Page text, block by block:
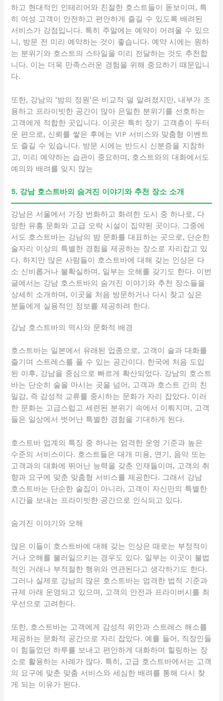
하고 현대적인 인테리어와 친절한 호스트들이 돋보이며, 특
히 여성 고객이 안전하고 편안하게 즐길 수 있도록 배려된
서비스가 강점입니다. 특히 주말에는 예약이 어려울 수 있으
니, 방문 전 미리 예약하는 것이 좋습니다. 예약 시에는 원하
는 분위기와 호스트의 스타일을 미리 전달하는 것도 추천합
니다. 이는 더욱 만족스러운 경험을 위해 중요하기 때문입니
다.
또한, 강남의 ‘밤의 정원’은 비교적 덜 알려졌지만, 내부가 조
용하고 프라이빗한 공간이 많아 은밀한 분위기를 선호하는
고객에게 적합한 곳입니다. 이곳은 특히 장기 고객층이 두터
운 편으로, 신뢰를 쌓은 후에는 VIP 서비스와 맞춤형 이벤트
도 즐길 수 있습니다. 방문 시에는 반드시 신분증을 지참하
고, 미리 예약하는 습관이 중요하며, 호스트와의 대화에서도
예의와 배려를 잊지 않는
5. 강남 호스트바의 숨겨진 이야기와 추천 장소 소개
강남은 서울에서 가장 번화하고 화려한 도시 중 하나로, 다
양한 유흥 문화와 고급 오락 시설이 집약된 곳이다. 그중에
서도 호스트바는 강남의 밤 문화를 대표하는 곳으로, 단순한
술자리 이상의 특별한 경험을 제공하는 장소로 자리잡고 있
다. 하지만 많은 사람들이 호스트바에 대해 갖는 인상은 다
소 신비롭거나 불확실하며, 일부는 오해를 갖기도 한다. 이번
글에서는 강남 호스트바의 숨겨진 이야기와 추천 장소들을
상세히 소개하며, 이곳을 처음 방문하거나 다시 찾고 싶은
분들에게 실용적인 정보를 제공하려 한다.
강남 호스트바의 역사와 문화적 배경
호스트바는 일본에서 유래된 업종으로, 고객이 술과 대화를
즐기며 스트레스를 풀 수 있는 공간이다. 한국에 처음 도입
된 이후, 강남을 중심으로 빠르게 확산되었다. 강남의 호스트
바는 단순히 술을 마시는 곳을 넘어, 고객과 호스트 간의 친
밀감, 즉 감성적 교류를 중시하는 문화가 자리 잡았다. 이러
한 문화는 고급스럽고 세련된 분위기 속에서 이뤄지며, 고객
들은 일상에서 벗어난 특별한 경험을 기대하게 된다.
호스트바 업계의 특징 중 하나는 엄격한 운영 기준과 높은
수준의 서비스이다. 호스트들은 대개 미용, 연기, 음악 또는
고객과의 대화에 뛰어난 능력을 갖춘 인재들이며, 고객의 취
향과 요구에 맞춘 맞춤형 서비스를 제공한다. 그래서 강남
호스트바는 단순한 술집이 아니라, 고객이 자신만의 특별한
시간을 보내는 프라이빗한 공간으로 인식되고 있다.
숨겨진 이야기와 오해
많은 이들이 호스트바에 대해 갖는 인상은 때로는 부정적이
거나 오해를 불러일으키는 경우도 있다. 일부는 이곳이 불법
적인 거래나 부적절한 행위와 연관된다고 생각하기도 한다.
그러나 실제로 강남의 많은 호스트바는 엄격한 법적 기준과
규제 아래 운영되고 있으며, 고객의 안전과 프라이버시를 최
우선으로 고려한다.
또한, 호스트바는 고객에게 감성적 위안과 스트레스 해소를
제공하는 문화적 공간으로 자리 잡았다. 예를 들어, 직장인들
이 힘들었던 하루를 보내고 편안하게 대화하며 힐링하는 장
소로 활용하는 사례가 많다. 특히, 고급 호스트바에서는 고객
의 요구에 맞춘 맞춤 서비스와 세심한 배려를 통해 다시 찾
게 되는 이유가 된다.